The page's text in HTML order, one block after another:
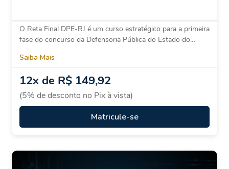
O Reta Final DPE-RJ é um curso estratégico para a primeira
fase do concurso da Defensoria Pública do Estado do…
Saiba Mais
12x de R$ 149,92
(5% de desconto no Pix à vista)
Matricule-se